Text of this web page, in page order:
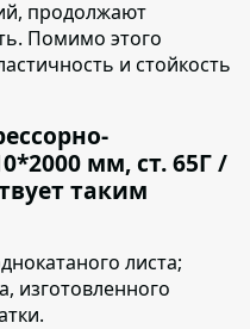
продолжают
Помимо этого
и стойкость
мм, ст. 65Г /
таким
листа;
изготовленного